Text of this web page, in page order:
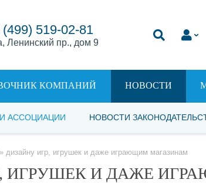
(499) 519-02-81
Ленинский пр., дом 9
КОМПАНИЙ НОВОСТИ
АССОЦИАЦИИ НОВОСТИ
дизайну игр, игрушек и даже играющим магазинам
ИГРУШЕК И ДАЖЕ